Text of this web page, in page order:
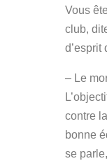
Vous
club,
d’esprit
– Le
contre
bonne
se